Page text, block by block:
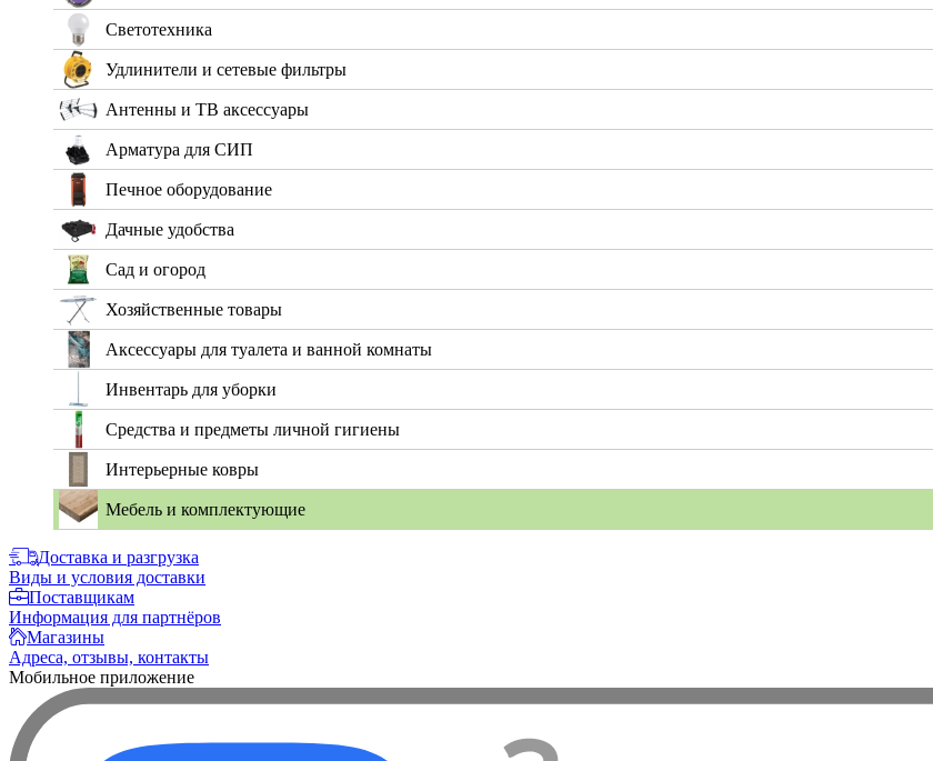
Светотехника
Удлинители и сетевые фильтры
Антенны и ТВ аксессуары
Арматура для СИП
Печное оборудование
Дачные удобства
Сад и огород
Хозяйственные товары
Аксессуары для туалета и ванной комнаты
Инвентарь для уборки
Средства и предметы личной гигиены
Интерьерные ковры
Мебель и комплектующие
Доставка и разгрузка
Виды и условия доставки
Поставщикам
Информация для партнёров
Магазины
Адреса, отзывы, контакты
Мобильное приложение